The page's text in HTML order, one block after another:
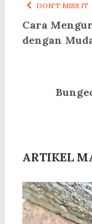
DON'T MISS IT
Cara
dengan
ARTIKEL